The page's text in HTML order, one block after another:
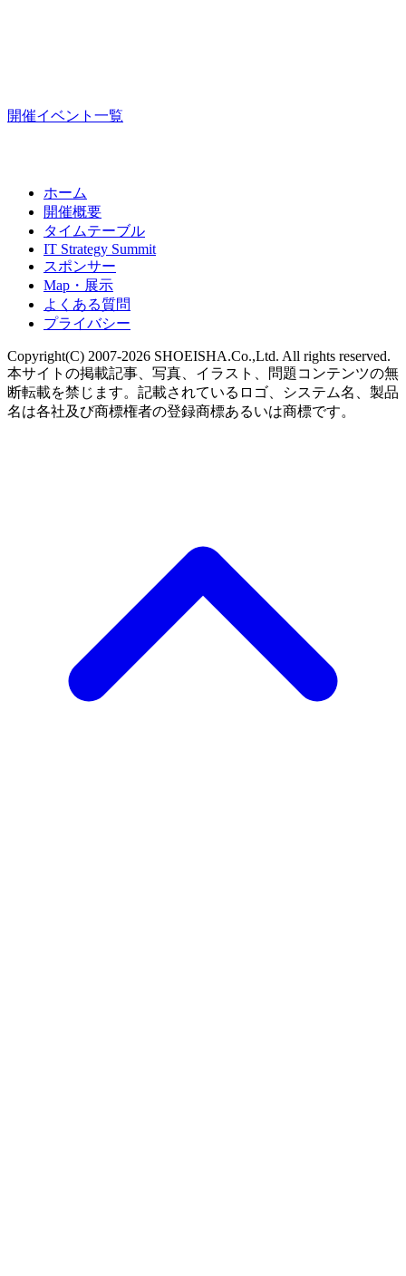
開催イベント一覧
ホーム
開催概要
タイムテーブル
IT Strategy Summit
スポンサー
Map・展示
よくある質問
プライバシー
Copyright(C) 2007-2026 SHOEISHA.Co.,Ltd. All rights reserved.
本サイトの掲載記事、写真、イラスト、問題コンテンツの無
断転載を禁じます。記載されているロゴ、システム名、製品
名は各社及び商標権者の登録商標あるいは商標です。